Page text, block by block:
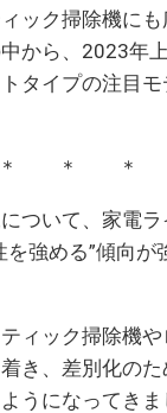
ック掃除機に
から、2023年
タイプの注目
＊ ＊ ＊
ついて、家電
を強める”傾向が
ティック掃除機
き、差別化の
うになってき